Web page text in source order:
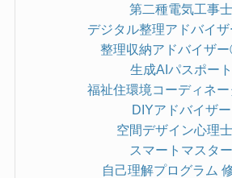
第二種電気工事士
デジタル整理アドバイ
整理収納アドバイザ
生成AIパスポート
福祉住環境コーディネー
DIYアドバイザー
空間デザイン心理
スマートマスター
自己理解プログラム